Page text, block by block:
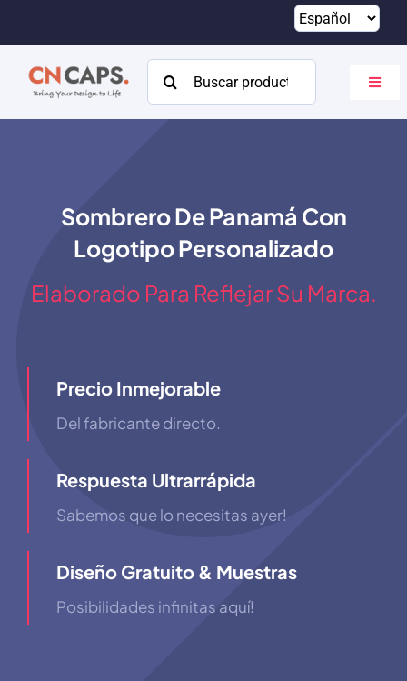
contenido
Buscar:
CatalogarSombrero De Panamá Con
Logotipo Personalizado
Elaborado Para Reflejar Su Marca.
Precio Inmejorable
Del fabricante directo.
Respuesta Ultrarrápida
Sabemos que lo necesitas ayer!
Diseño Gratuito & Muestras
Posibilidades infinitas aquí!